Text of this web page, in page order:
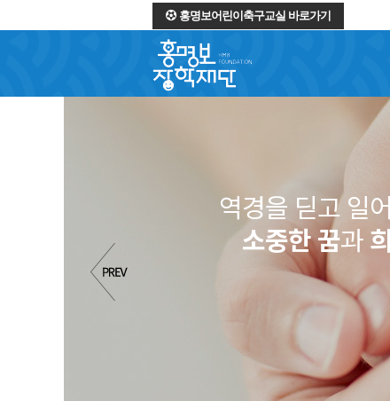
홍명보어린이축구교실 바로가기
역경을 딛고 일어서
소중한 꿈과희망